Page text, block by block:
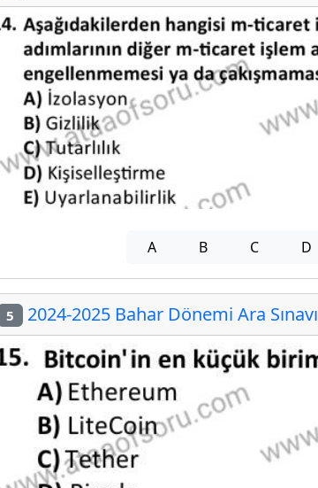
A B C D
5 2024-2025 Bahar Dönemi Ara Sınavı